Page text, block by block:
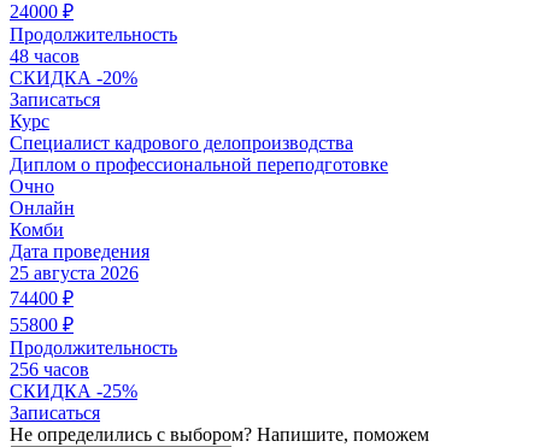
24000 ₽
Продолжительность
48 часов
СКИДКА -20%
Записаться
Курс
Специалист кадрового делопроизводства
Диплом о профессиональной переподготовке
Очно
Онлайн
Комби
Дата проведения
25 августа 2026
74400 ₽
55800 ₽
Продолжительность
256 часов
СКИДКА -25%
Записаться
Не определились с выбором? Напишите, поможем